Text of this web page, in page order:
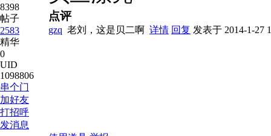
8398
帖子
2583
精华
0
UID
1098806
串个门
加好友
打招呼
发消息
点评
gzq 老刘，这是贝二啊 详情 回复 发表于 2014-1-27